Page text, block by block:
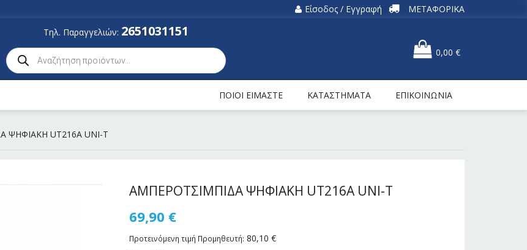
Είσοδος / Εγγραφή
ΜΕΤΑΦΟΡΙΚΑ
Τηλ. Παραγγελιών: 2651031151
0,00 €
ΠΟΙΟΙ ΕΙΜΑΣΤΕ ΚΑΤΑΣΤΗΜΑΤΑ ΕΠΙΚΟΙΝΩΝΙΑ
ΨΗΦΙΑΚΗ UT216A UNI-T
ΑΜΠΕΡΟΤΣΙΜΠΙΔΑ ΨΗΦΙΑΚΗ UT216A UNI-T
69,90 €
Προτεινόμενη τιμή Προμηθευτή: 80,10 €